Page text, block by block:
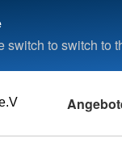
switch to switch to